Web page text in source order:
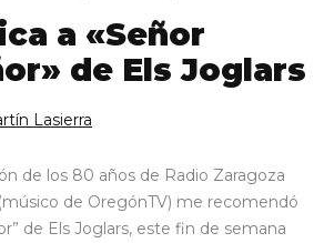
a «Señor
de Els Joglars
Lasierra
de los 80 años de Radio Zaragoza
de OregónTV) me recomendó
de Els Joglars, este fin de semana